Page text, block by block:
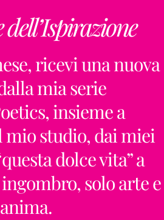
dell’Ispirazione
ricevi una nuova
mia serie
insieme a
studio, dai miei
dolce vita” a
solo arte e
anima.